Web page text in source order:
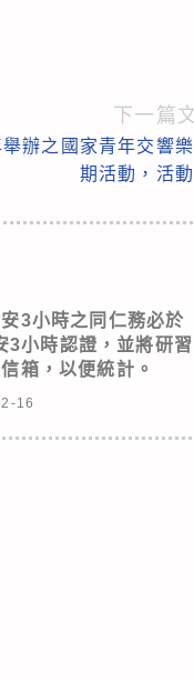
下一篇
辦之國家青年交響
期活動，活
3小時之同仁務必於
小時認證，並將研習
箱，以便統計。
16